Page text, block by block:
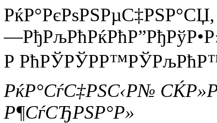
РќР°РєРѕРЅРµС‡РЅР°СЏ,
Р РћРЎРЎРР™РЎРљРћР™
РќР°СѓС‡РЅС‹Р№
Р¶СѓСЂРЅР°Р»